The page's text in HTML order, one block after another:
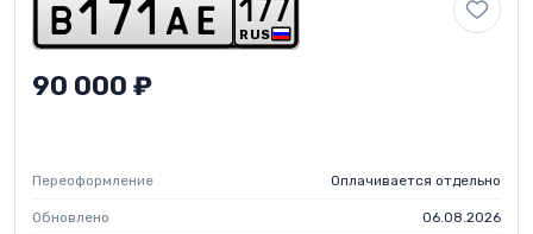
b 1 7 1 a e RUS
1 7 7
90 000 ₽
Переоформление Оплачивается отдельно
Обновлено 06.08.2026